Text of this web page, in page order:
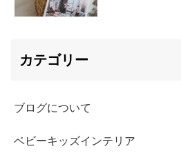
カテゴリー
ブログについて
ベビーキッズインテリア